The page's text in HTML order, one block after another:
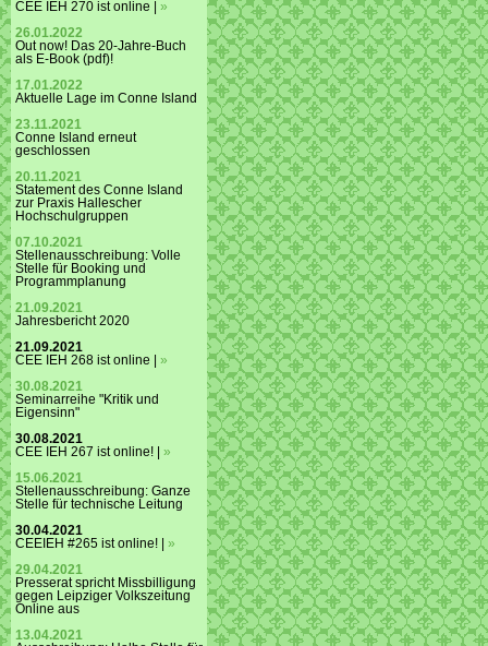
CEE IEH 270 ist online | »
26.01.2022
Out now! Das 20-Jahre-Buch
als E-Book (pdf)!
17.01.2022
Aktuelle Lage im Conne Island
23.11.2021
Conne Island erneut
geschlossen
20.11.2021
Statement des Conne Island
zur Praxis Hallescher
Hochschulgruppen
07.10.2021
Stellenausschreibung: Volle
Stelle für Booking und
Programmplanung
21.09.2021
Jahresbericht 2020
21.09.2021
CEE IEH 268 ist online | »
30.08.2021
Seminarreihe "Kritik und
Eigensinn"
30.08.2021
CEE IEH 267 ist online! | »
15.06.2021
Stellenausschreibung: Ganze
Stelle für technische Leitung
30.04.2021
CEEIEH #265 ist online! | »
29.04.2021
Presserat spricht Missbilligung
gegen Leipziger Volkszeitung
Online aus
13.04.2021